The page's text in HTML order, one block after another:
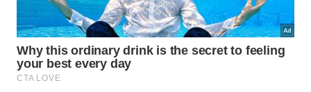
Remoção total de detritos acumulados nas